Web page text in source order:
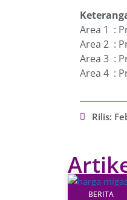
Area 1 :
Area 2 :
Area 3 :
Area 4 :
Rilis:
BERITA